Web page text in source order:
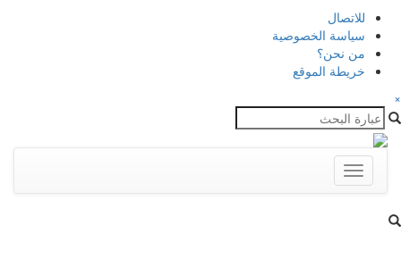
للاتصال
سياسة الخصوصية
من نحن؟
خريطة الموقع
×
Toggle
navigation